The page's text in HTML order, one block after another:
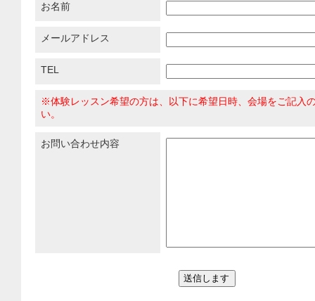
お名前
メールアドレス
TEL
※体験レッスン希望の方は、以下に希望日時、会場をご記入
い。
お問い合わせ内容